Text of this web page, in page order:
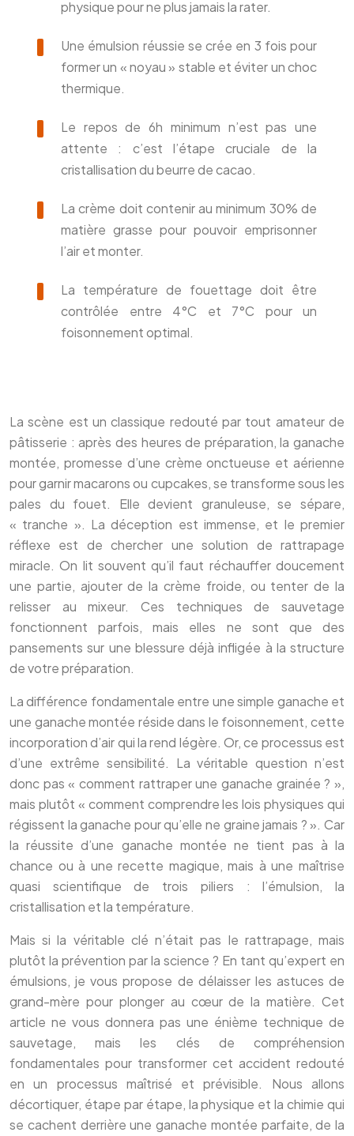
physique pour ne plus jamais la rater.
Une émulsion réussie se crée en 3 fois pour
former un « noyau » stable et éviter un choc
thermique.
Le repos de 6h minimum n’est pas une
attente : c’est l’étape cruciale de la
cristallisation du beurre de cacao.
La crème doit contenir au minimum 30% de
matière grasse pour pouvoir emprisonner
l’air et monter.
La température de fouettage doit être
contrôlée entre 4°C et 7°C pour un
foisonnement optimal.
La scène est un classique redouté par tout amateur de
pâtisserie : après des heures de préparation, la ganache
montée, promesse d’une crème onctueuse et aérienne
pour garnir macarons ou cupcakes, se transforme sous les
pales du fouet. Elle devient granuleuse, se sépare,
« tranche ». La déception est immense, et le premier
réflexe est de chercher une solution de rattrapage
miracle. On lit souvent qu’il faut réchauffer doucement
une partie, ajouter de la crème froide, ou tenter de la
relisser au mixeur. Ces techniques de sauvetage
fonctionnent parfois, mais elles ne sont que des
pansements sur une blessure déjà infligée à la structure
de votre préparation.
La différence fondamentale entre une simple ganache et
une ganache montée réside dans le foisonnement, cette
incorporation d’air qui la rend légère. Or, ce processus est
d’une extrême sensibilité. La véritable question n’est
donc pas « comment rattraper une ganache grainée ? »,
mais plutôt « comment comprendre les lois physiques qui
régissent la ganache pour qu’elle ne graine jamais ? ». Car
la réussite d’une ganache montée ne tient pas à la
chance ou à une recette magique, mais à une maîtrise
quasi scientifique de trois piliers : l’émulsion, la
cristallisation et la température.
Mais si la véritable clé n’était pas le rattrapage, mais
plutôt la prévention par la science ? En tant qu’expert en
émulsions, je vous propose de délaisser les astuces de
grand-mère pour plonger au cœur de la matière. Cet
article ne vous donnera pas une énième technique de
sauvetage, mais les clés de compréhension
fondamentales pour transformer cet accident redouté
en un processus maîtrisé et prévisible. Nous allons
décortiquer, étape par étape, la physique et la chimie qui
se cachent derrière une ganache montée parfaite, de la